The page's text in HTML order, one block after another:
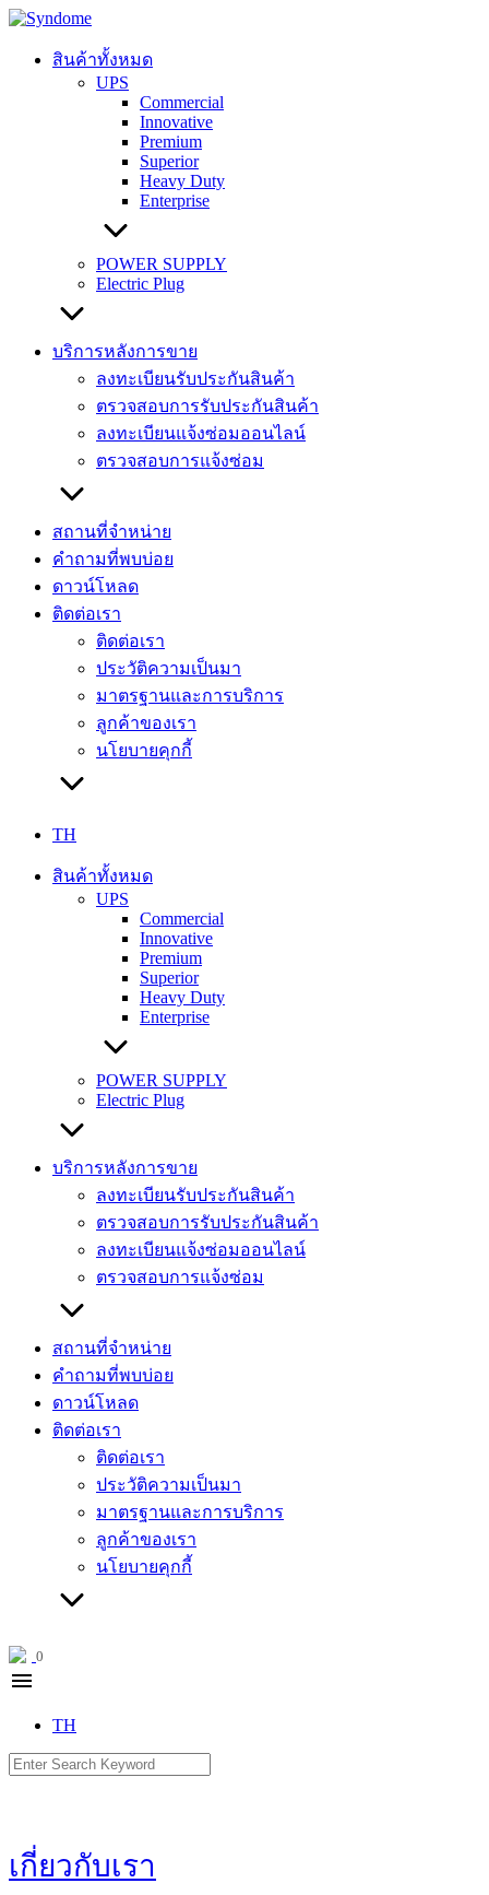
Skip
contentสินค้าทั้งหมด
UPS
Commercial
Innovative
Premium
Superior
Heavy Duty
Enterprise
POWER SUPPLY
Electric Plug
บริการหลังการขาย
ลงทะเบียนรับประกันสินค้า
ตรวจสอบการรับประกันสินค้า
ลงทะเบียนแจ้งซ่อมออนไลน์
ตรวจสอบการแจ้งซ่อม
สถานที่จำหน่าย
คำถามที่พบบ่อย
ดาวน์โหลด
ติดต่อเรา
ติดต่อเรา
ประวัติความเป็นมา
มาตรฐานและการบริการ
ลูกค้าของเรา
นโยบายคุกกี้
TH
สินค้าทั้งหมด
UPS
Commercial
Innovative
Premium
Superior
Heavy Duty
Enterprise
POWER SUPPLY
Electric Plug
บริการหลังการขาย
ลงทะเบียนรับประกันสินค้า
ตรวจสอบการรับประกันสินค้า
ลงทะเบียนแจ้งซ่อมออนไลน์
ตรวจสอบการแจ้งซ่อม
สถานที่จำหน่าย
คำถามที่พบบ่อย
ดาวน์โหลด
ติดต่อเรา
ติดต่อเรา
ประวัติความเป็นมา
มาตรฐานและการบริการ
ลูกค้าของเรา
นโยบายคุกกี้
0
menu
TH
Search
for:
เกี่ยวกับเรา